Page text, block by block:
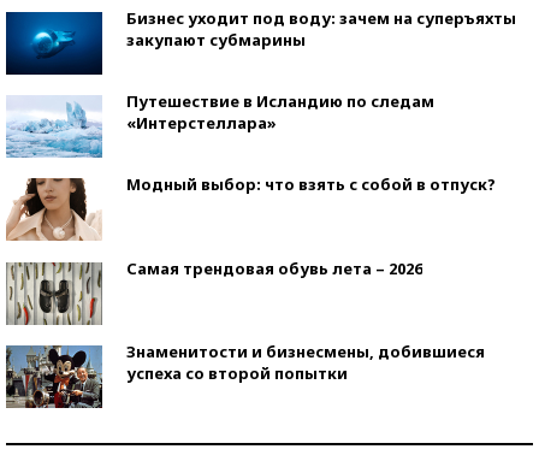
Бизнес уходит под воду: зачем на суперъяхты
закупают субмарины
Путешествие в Исландию по следам
«Интерстеллара»
Модный выбор: что взять с собой в отпуск?
Самая трендовая обувь лета – 2026
Знаменитости и бизнесмены, добившиеся
успеха со второй попытки